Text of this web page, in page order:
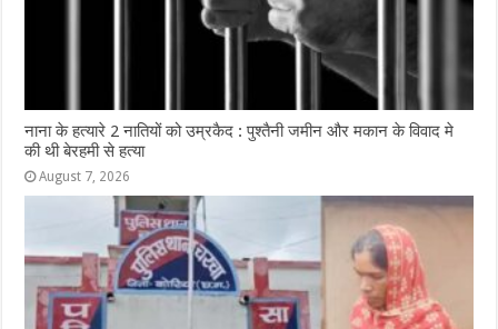
नाना के हत्यारे 2 नातियों को उम्रकैद : पुश्तैनी जमीन और मकान के विवाद मे
की थी बेरहमी से हत्या
August 7, 2026